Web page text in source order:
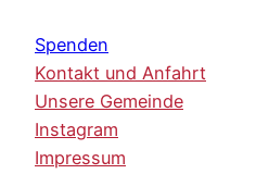
Spenden
Kontakt und Anfahrt
Unsere Gemeinde
Instagram
Impressum